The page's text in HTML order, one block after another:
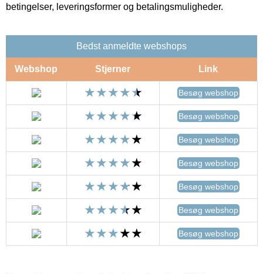
betingelser, leveringsformer og betalingsmuligheder.
Bedst anmeldte webshops
Webshop Stjerner Link
Besøg webshop
Besøg webshop
Besøg webshop
Besøg webshop
Besøg webshop
Besøg webshop
Besøg webshop